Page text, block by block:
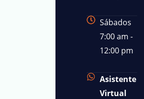
Sábados
7:00 am -
12:00 pm
Asistente
Virtual